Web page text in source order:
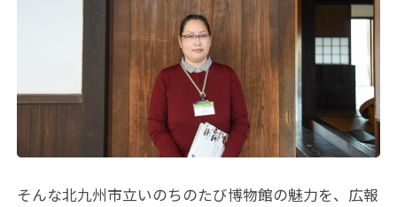
そんな北九州市立いのちのたび博物館の魅力を、広報